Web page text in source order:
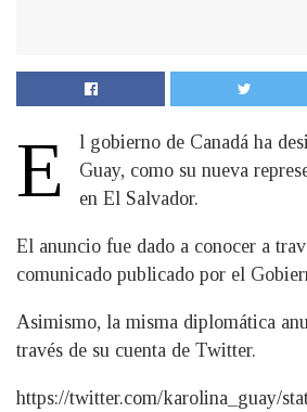
E
l gobierno de Canadá ha
Guay, como su nueva
en El Salvador.
El anuncio fue dado a conocer a
comunicado publicado por el
Asimismo, la misma diplomática
través de su cuenta de Twitter.
https://twitter.com/karolina_guay/